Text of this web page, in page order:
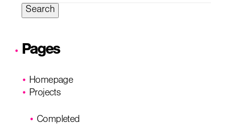
Pages
Homepage
Projects
Completed